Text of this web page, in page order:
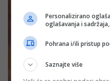
Personalizirano
oglašavanja i
Pohrana i/ili pristup
Saznajte više